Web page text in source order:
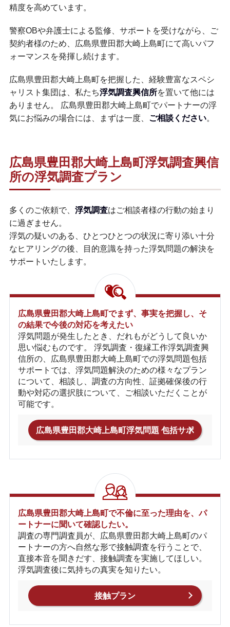
精度を高めています。
警察OBや弁護士による監修、サポートを受けながら、ご
契約者様のため、広島県豊田郡大崎上島町にて高いパフ
ォーマンスを発揮し続けます。
広島県豊田郡大崎上島町を把握した、経験豊富なスペシ
ャリスト集団は、私たち浮気調査興信所を置いて他には
ありません。 広島県豊田郡大崎上島町でパートナーの浮
気にお悩みの場合には、まずは一度、 ご相談ください。
広島県豊田郡大崎上島町浮気調査興信
所の浮気調査プラン
多くのご依頼で、 浮気調査はご相談者様の行動の始まり
に過ぎません。
浮気の疑いのある、ひとつひとつの状況に寄り添い十分
なヒアリングの後、目的意識を持った浮気問題の解決を
サポートいたします。
広島県豊田郡大崎上島町でまず、事実を把握し、そ
の結果で今後の対応を考えたい
浮気問題が発生したとき、だれもがどうして良いか
思い悩むものです。 浮気調査・復縁工作浮気調査興
信所の、広島県豊田郡大崎上島町での浮気問題包括
サポートでは、浮気問題解決のための様々なプラン
について、相談し、調査の方向性、証拠確保後の行
動や対応の選択肢について、ご相談いただくことが
可能です。
広島県豊田郡大崎上島町浮気問題 包括サポ
広島県豊田郡大崎上島町で不倫に至った理由を、パ
ートナーに聞いて確認したい。
調査の専門調査員が、広島県豊田郡大崎上島町のパ
ートナーの方へ自然な形で接触調査を行うことで、
直接本音を聞きだす、接触調査を実施してほしい。
浮気調査後に気持ちの真実を知りたい。
接触プラン